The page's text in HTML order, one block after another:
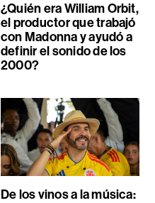
¿Quién era William Orbit,
el productor que trabajó
con Madonna y ayudó a
definir el sonido de los
2000?
De los vinos a la música: